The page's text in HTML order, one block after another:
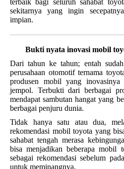
terbaik bagi seluruh sahabat
sekitarnya yang ingin
impian.
Bukti nyata inovasi mobil
Dari tahun ke tahun; entah
perusahaan otomotif ternama
produsen mobil yang
jempol. Terbukti dari berbagai
mendapat sambutan hangat yang
berbagai penjuru dunia.
Tidak hanya satu atau dua,
rekomendasi mobil toyota yang
sahabat tengah merasa
bisa menjadikan beberapa
sebagai rekomendasi sebelum
untuk meminangnya.